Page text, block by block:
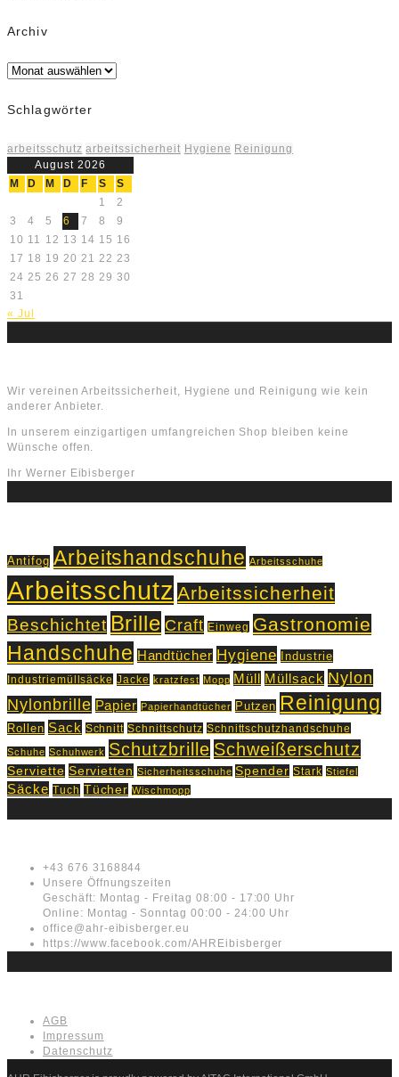
Archiv
Archiv
Schlagwörter
arbeitsschutz arbeitssicherheit Hygiene Reinigung
August 2026
M
D M D F S
S
1
2
3
4 5 6 7 8
9
10 11 12 13 14 15 16
17 18 19 20 21 22 23
24 25 26 27 28 29 30
31
« Jul
Wir vereinen Arbeitssicherheit, Hygiene und Reinigung wie kein
anderer Anbieter.
In unserem einzigartigen umfangreichen Shop bleiben keine
Wünsche offen.
Ihr Werner Eibisberger
Antifog Arbeitshandschuhe Arbeitsschuhe
Arbeitsschutz Arbeitssicherheit
Beschichtet Brille Craft Einweg Gastronomie
Handschuhe Handtücher Hygiene Industrie
Industriemüllsäcke Jacke kratzfest Mopp Müll Müllsack Nylon
Nylonbrille Papier Papierhandtücher Putzen Reinigung
Rollen Sack Schnitt Schnittschutz Schnittschutzhandschuhe
Schuhe Schuhwerk Schutzbrille Schweißerschutz
Serviette Servietten Sicherheitsschuhe Spender Stark Stiefel
Säcke Tuch Tücher Wischmopp
+43 676 3168844
Unsere Öffnungszeiten
Geschäft: Montag - Freitag 08:00 - 17:00 Uhr
Online: Montag - Sonntag 00:00 - 24:00 Uhr
office@ahr-eibisberger.eu
https://www.facebook.com/AHREibisberger
AGB
Impressum
Datenschutz